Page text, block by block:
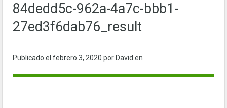
84dedd5c-962a-4a7c-bbb1-
27ed3f6dab76_result
Publicado el febrero 3, 2020 por David en